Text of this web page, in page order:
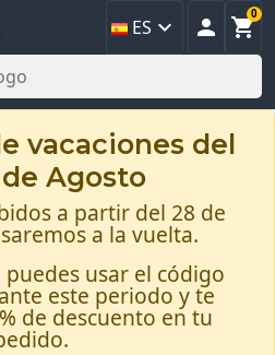
ES   
0
vacaciones del
de Agosto
a partir del 28 de
a la vuelta.
puedes usar el código
este periodo y te
de descuento en tu